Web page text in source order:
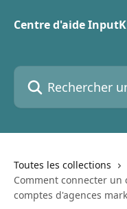
Centre d'aide
Rechercher un article...
Toutes les collections
Comment connecter
comptes d'agences